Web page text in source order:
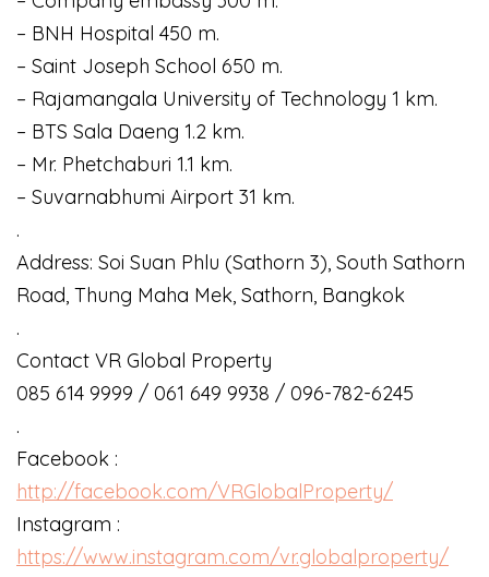
– BNH Hospital 450 m.
– Saint Joseph School 650 m.
– Rajamangala University of Technology 1 km.
– BTS Sala Daeng 1.2 km.
– Mr. Phetchaburi 1.1 km.
– Suvarnabhumi Airport 31 km.
.
Address: Soi Suan Phlu (Sathorn 3), South Sathorn
Road, Thung Maha Mek, Sathorn, Bangkok
.
Contact VR Global Property
085 614 9999 / 061 649 9938 / 096-782-6245
.
Facebook :
http://facebook.com/VRGlobalProperty/
Instagram :
https://www.instagram.com/vr.globalproperty/